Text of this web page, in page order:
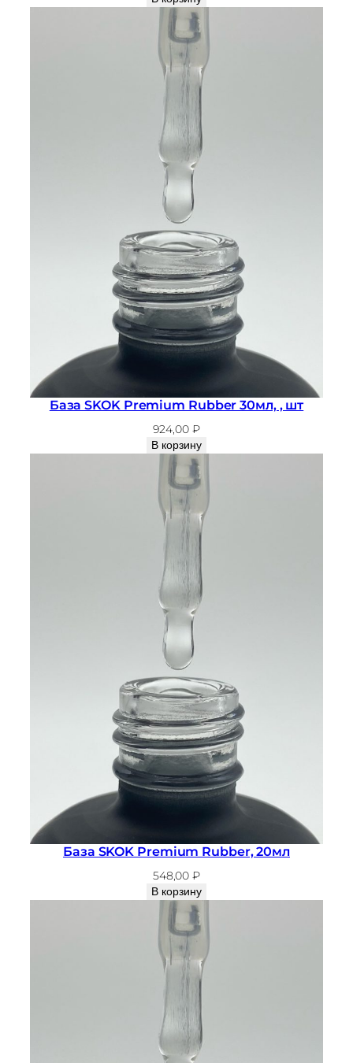
База SKOK Premium Rubber 30мл, , шт
924,00 ₽
В корзину
База SKOK Premium Rubber, 20мл
548,00₽
В корзину